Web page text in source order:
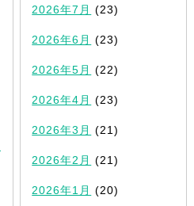
2026年7月 (23)
2026年6月 (23)
2026年5月 (22)
2026年4月 (23)
2026年3月 (21)
2026年2月 (21)
2026年1月 (20)